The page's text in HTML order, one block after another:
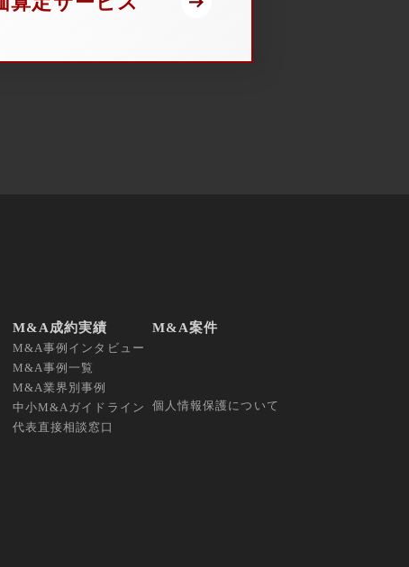
M&A成約実績
M&A事例インタビュー
M&A事例一覧
M&A業界別事例
M&A案件
中小M&Aガイドライン
代表直接相談窓口
個人情報保護について